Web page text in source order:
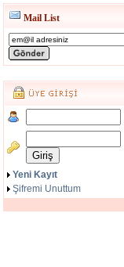
Mail List
Yeni Kayıt
Şifremi Unuttum